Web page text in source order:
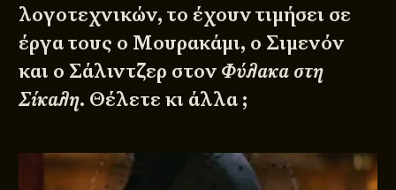
λογοτεχνικών, το έχουν τιμήσει σε
έργα τους ο Μουρακάμι, ο Σιμενόν
και ο Σάλιντζερ στον Φύλακα στη
Σίκαλη. Θέλετε κι άλλα ;